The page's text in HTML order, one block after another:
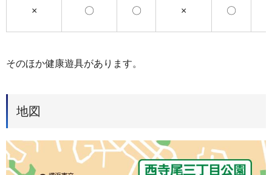
× 〇 〇 × 〇
そのほか健康遊具があります。
地図